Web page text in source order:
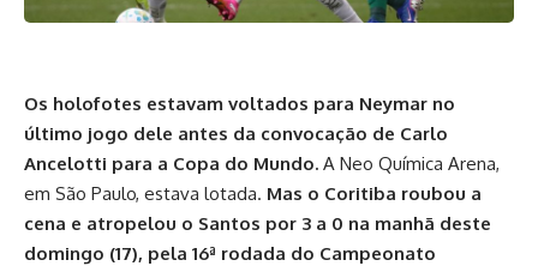
Os holofotes estavam voltados para Neymar no
último jogo dele antes da convocação de Carlo
Ancelotti para a Copa do Mundo. A Neo Química Arena,
em São Paulo, estava lotada. Mas o Coritiba roubou a
cena e atropelou o Santos por 3 a 0 na manhã deste
domingo (17), pela 16ª rodada do Campeonato